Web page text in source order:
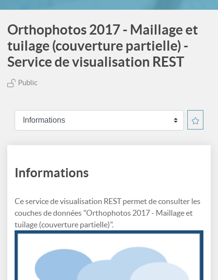
Orthophotos 2017 - Maillage et
tuilage (couverture partielle) -
Service de visualisation REST
Public
Informations
Ce service de visualisation REST permet de consulter les
couches de données "Orthophotos 2017 - Maillage et
tuilage (couverture partielle)".